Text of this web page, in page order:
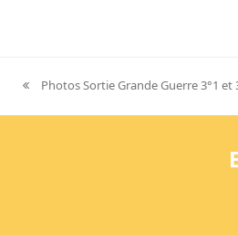
previous
post:
Photos Sortie Grande Guerre 3°1 et